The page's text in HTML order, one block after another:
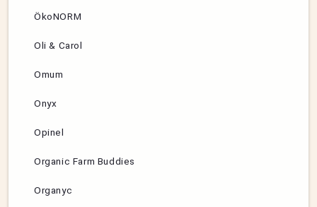
ÖkoNORM
Oli & Carol
Omum
Onyx
Opinel
Organic Farm Buddies
Organyc